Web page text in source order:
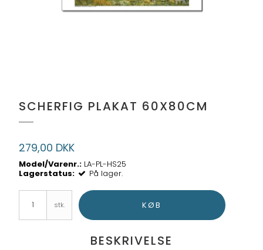
SCHERFIG PLAKAT 60X80CM
279,00 DKK
Model/Varenr.: LA-PL-HS25
Lagerstatus:
På lager.
stk. KØB
BESKRIVELSE